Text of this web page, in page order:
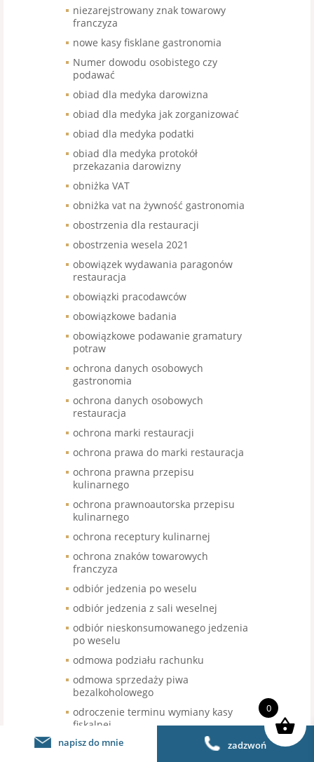
niezarejstrowany znak towarowy
franczyza
nowe kasy fisklane gastronomia
Numer dowodu osobistego czy
podawać
obiad dla medyka darowizna
obiad dla medyka jak zorganizować
obiad dla medyka podatki
obiad dla medyka protokół
przekazania darowizny
obniżka VAT
obniżka vat na żywność gastronomia
obostrzenia dla restauracji
obostrzenia wesela 2021
obowiązek wydawania paragonów
restauracja
obowiązki pracodawców
obowiązkowe badania
obowiązkowe podawanie gramatury
potraw
ochrona danych osobowych
gastronomia
ochrona danych osobowych
restauracja
ochrona marki restauracji
ochrona prawa do marki restauracja
ochrona prawna przepisu
kulinarnego
ochrona prawnoautorska przepisu
kulinarnego
ochrona receptury kulinarnej
ochrona znaków towarowych
franczyza
odbiór jedzenia po weselu
odbiór jedzenia z sali weselnej
odbiór nieskonsumowanego jedzenia
po weselu
odmowa podziału rachunku
odmowa sprzedaży piwa
bezalkoholowego
odroczenie terminu wymiany kasy
fiskalnej
odroczenie wymiany kas fiskalnej
napisz do mnie zadzwoń
0